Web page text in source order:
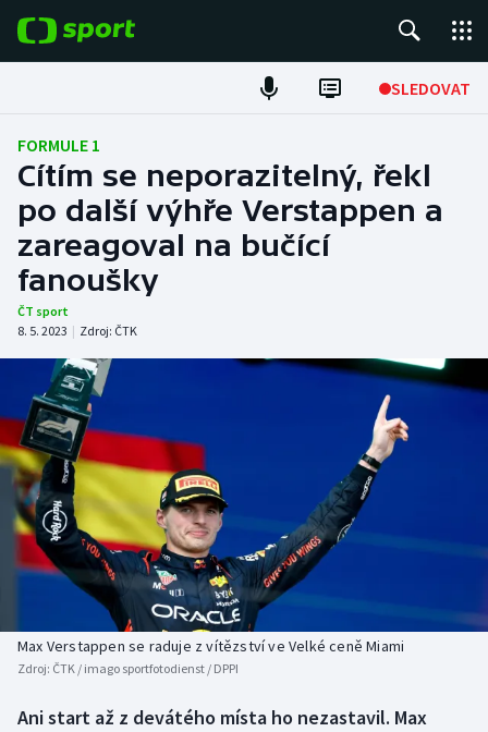
SLEDOVAT
Fotbal
Hokej
Tenis
Atletika
DALŠÍ SPORTY
Americký fotbal
Baseball a softbal
Basketbal
Boby a skeleton
Box
NEPŘEHLÉDNĚTE
Soutěže
Historické návraty
Aplikace ČT sport
AZ kvíz
FORMULE 1
Cítím se neporazitelný, řekl
po další výhře Verstappen a
zareagoval na bučící
fanoušky
ČT sport
8. 5. 2023 | Zdroj: ČTK
Max Verstappen se raduje z vítězství ve Velké ceně Miami
Zdroj: ČTK / imago sportfotodienst / DPPI
Ani start až z devátého místa ho nezastavil. Max